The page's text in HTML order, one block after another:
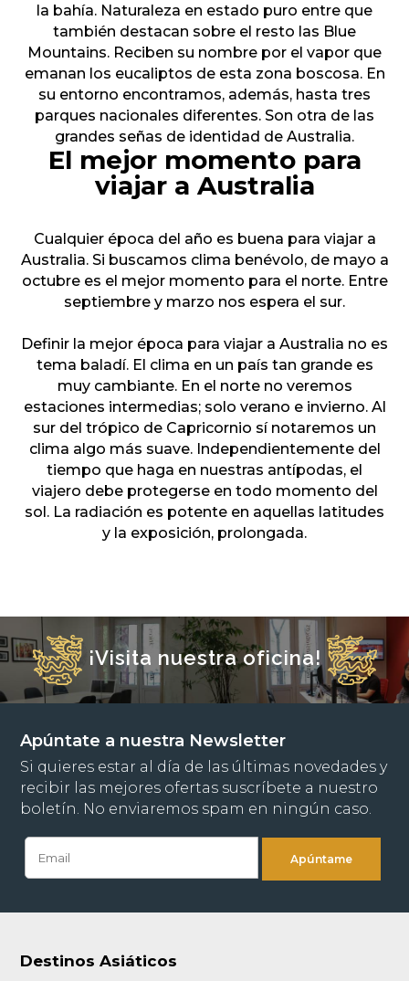
la bahía. Naturaleza en estado puro entre que
también destacan sobre el resto las Blue
Mountains. Reciben su nombre por el vapor que
emanan los eucaliptos de esta zona boscosa. En
su entorno encontramos, además, hasta tres
parques nacionales diferentes. Son otra de las
grandes señas de identidad de Australia.
El mejor momento para
viajar a Australia
Cualquier época del año es buena para viajar a
Australia. Si buscamos clima benévolo, de mayo a
octubre es el mejor momento para el norte. Entre
septiembre y marzo nos espera el sur.
Definir la mejor época para viajar a Australia no es
tema baladí. El clima en un país tan grande es
muy cambiante. En el norte no veremos
estaciones intermedias; solo verano e invierno. Al
sur del trópico de Capricornio sí notaremos un
clima algo más suave. Independientemente del
tiempo que haga en nuestras antípodas, el
viajero debe protegerse en todo momento del
sol. La radiación es potente en aquellas latitudes
y la exposición, prolongada.
¡Visita nuestra oficina!
Apúntate a nuestra Newsletter
Si quieres estar al día de las últimas novedades y
recibir las mejores ofertas suscríbete a nuestro
boletín. No enviaremos spam en ningún caso.
Destinos Asiáticos